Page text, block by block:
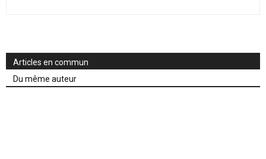
Articles en commun
Du même auteur